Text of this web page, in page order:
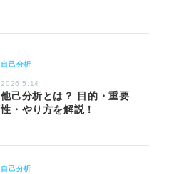
自己分析
2026.5.14
他己分析とは？ 目的・重要
性・やり方を解説！
自己分析